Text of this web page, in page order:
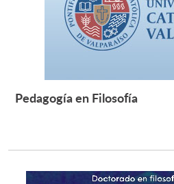
Pedagogía en Filosofía